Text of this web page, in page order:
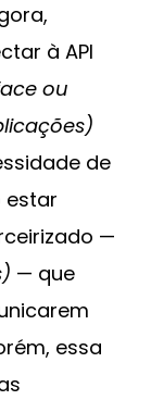
à API
ou
de
estar
—
— que
essa